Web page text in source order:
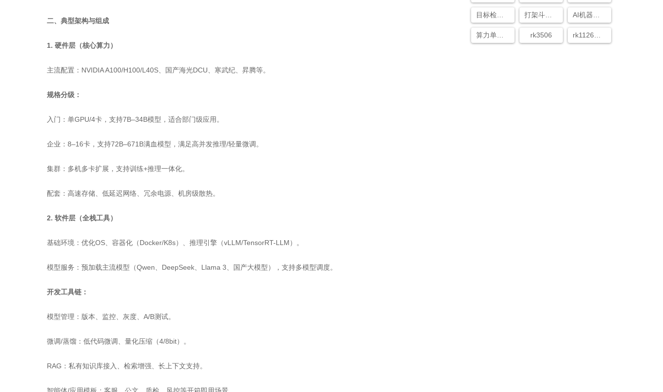
二、典型架构与组成
1. 硬件层（核心算力）
主流配置：NVIDIA A100/H100/L40S、国产海光DCU、寒武纪、昇腾等。
规格分级：
入门：单GPU/4卡，支持7B–34B模型，适合部门级应用。
企业：8–16卡，支持72B–671B满血模型，满足高并发推理/轻量微调。
集群：多机多卡扩展，支持训练+推理一体化。
配套：高速存储、低延迟网络、冗余电源、机房级散热。
2. 软件层（全栈工具）
基础环境：优化OS、容器化（Docker/K8s）、推理引擎（vLLM/TensorRT-LLM）。
模型服务：预加载主流模型（Qwen、DeepSeek、Llama 3、国产大模型），支持多模型调度。
开发工具链：
模型管理：版本、监控、灰度、A/B测试。
微调/蒸馏：低代码微调、量化压缩（4/8bit）。
RAG：私有知识库接入、检索增强、长上下文支持。
rk3506